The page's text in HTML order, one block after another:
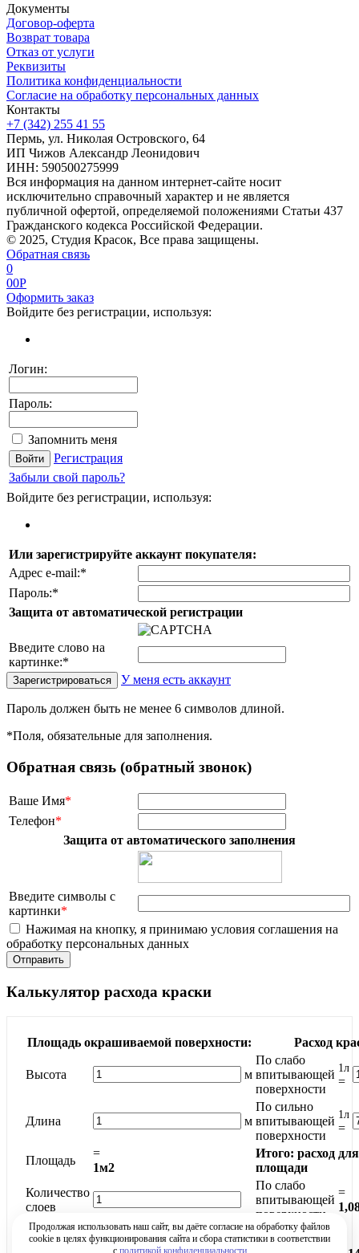
Документы
Договор-оферта
Возврат товара
Отказ от услуги
Реквизиты
Политика конфиденциальности
Согласие на обработку персональных данных
Контакты
+7 (342) 255 41 55
Пермь, ул. Николая Островского, 64
ИП Чижов Александр Леонидович
ИНН: 590500275999
Вся информация на данном интернет-сайте носит
исключительно справочный характер и не является
публичной офертой, определяемой положениями Статьи 437
Гражданского кодекса Российской Федерации.
© 2025, Студия Красок, Все права защищены.
Обратная связь
0
00P
Оформить заказ
Войдите без регистрации, используя:
Логин:
Пароль:
Запомнить меня
Регистрация
Забыли свой пароль?
Войдите без регистрации, используя:
Или зарегистрируйте аккаунт покупателя:
Адрес e-mail:*
Пароль:*
Защита от автоматической регистрации
Введите слово на
картинке:*
У меня есть аккаунт
Пароль должен быть не менее 6 символов длиной.
*Поля, обязательные для заполнения.
Обратная связь (обратный звонок)
Ваше Имя*
Телефон*
Защита от автоматического заполнения
Введите символы с
картинки*
Нажимая на кнопку, я принимаю условия соглашения на
обработку персональных данных
Калькулятор расхода краски
Площадь окрашиваемой поверхности: Расход
Высота м
По слабо
впитывающей
поверхности
1л
=
Длина м
По сильно
впитывающей
поверхности
1л
=
Площадь
=
1м2
Итого: расход
площади
Количество
слоев
По слабо
впитывающей
поверхности
=
По сильно
впитывающей
Продолжая использовать наш сайт, вы даёте согласие на обработку файлов
cookie в целях функционирования сайта и сбора статистики в соответствии
с политикой конфиденциальности